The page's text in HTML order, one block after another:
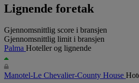
Lignende foretak
Gjennomsnittlig score i bransjen
Gjennomsnittlig limit i bransjen
Palma Hoteller og lignende
Manotel-Le Chevalier-County House